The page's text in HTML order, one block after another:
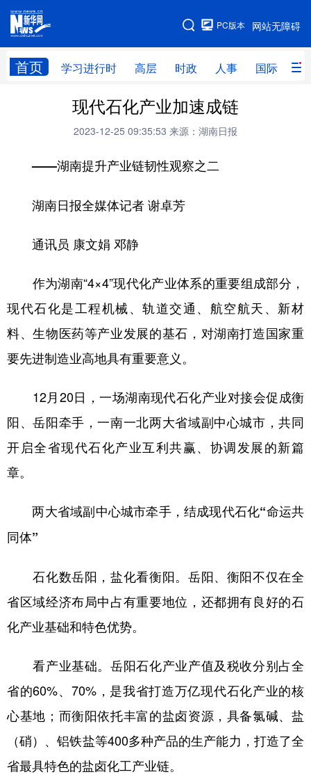
网站无障碍
PC版本
首页 学习进行时 高层 时政 人事 国际 财
网站地图
高层 时政
财经 网评
台湾 思客智库 全球连线
访谈 视频
法律 中央文件 金融 汽车
食品 人居 信息化 数字经济
学术中国 乡村振兴 银龄 溯源中国
城市 旅游 能源
彩票 娱乐 时尚 悦读
公益 一带一路 亚太网 上市公司
文化产业
地方频道
北京
辽宁 吉林 上海 江苏
浙江 安徽 福建 江西
山东 河南
四川 贵州 云南 西藏
陕西 甘肃 青海 宁夏
新疆 内蒙古 黑龙江
现代石化产业加速成链
2023-12-25 09:35:53 来源：湖南日报
——湖南提升产业链韧性观察之二
湖南日报全媒体记者 谢卓芳
通讯员 康文娟 邓静
作为湖南“4×4”现代化产业体系的重要组成部分，
现代石化是工程机械、轨道交通、航空航天、新材
料、生物医药等产业发展的基石，对湖南打造国家重
要先进制造业高地具有重要意义。
12月20日，一场湖南现代石化产业对接会促成衡
阳、岳阳牵手，一南一北两大省域副中心城市，共同
开启全省现代石化产业互利共赢、协调发展的新篇
章。
两大省域副中心城市牵手，结成现代石化“命运共
同体”
石化数岳阳，盐化看衡阳。岳阳、衡阳不仅在全
省区域经济布局中占有重要地位，还都拥有良好的石
化产业基础和特色优势。
看产业基础。岳阳石化产业产值及税收分别占全
省的60%、70%，是我省打造万亿现代石化产业的核
心基地；而衡阳依托丰富的盐卤资源，具备氯碱、盐
（硝）、铝铁盐等400多种产品的生产能力，打造了全
省最具特色的盐卤化工产业链。